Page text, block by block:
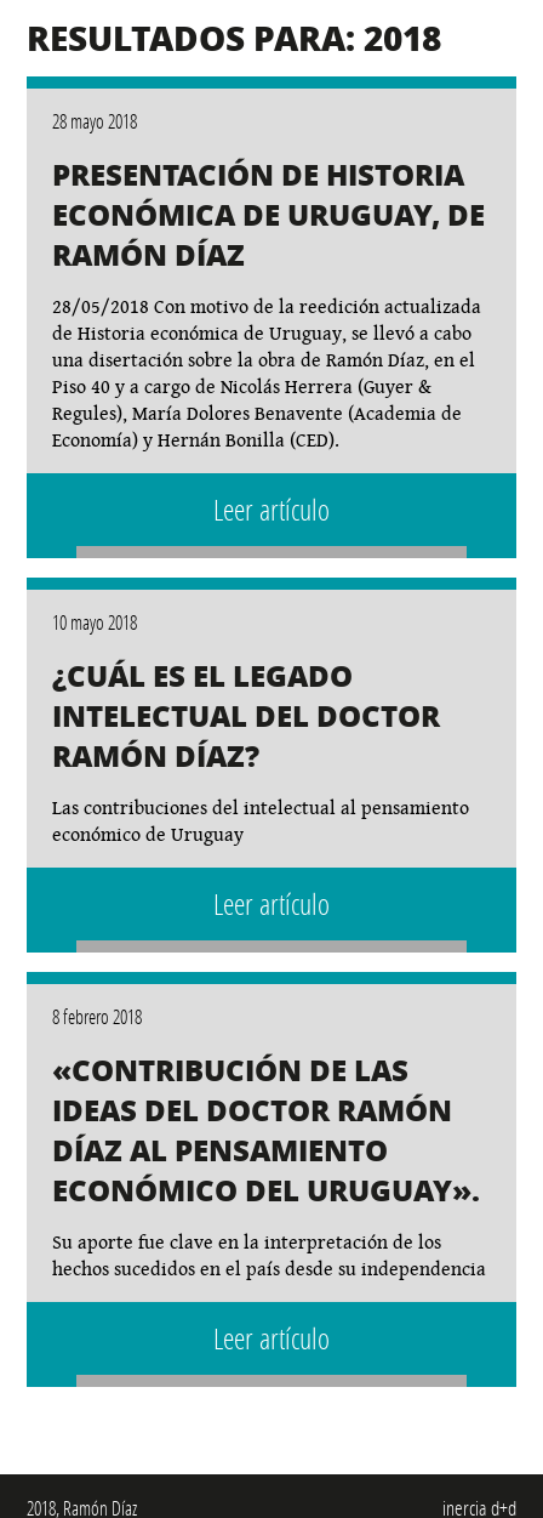
RESULTADOS PARA: 2018
28 mayo 2018
PRESENTACIÓN DE HISTORIA
ECONÓMICA DE URUGUAY, DE
RAMÓN DÍAZ
28/05/2018 Con motivo de la reedición actualizada
de Historia económica de Uruguay, se llevó a cabo
una disertación sobre la obra de Ramón Díaz, en el
Piso 40 y a cargo de Nicolás Herrera (Guyer &
Regules), María Dolores Benavente (Academia de
Economía) y Hernán Bonilla (CED).
Leer artículo
10 mayo 2018
¿CUÁL ES EL LEGADO
INTELECTUAL DEL DOCTOR
RAMÓN DÍAZ?
Las contribuciones del intelectual al pensamiento
económico de Uruguay
Leer artículo
8 febrero 2018
«CONTRIBUCIÓN DE LAS
IDEAS DEL DOCTOR RAMÓN
DÍAZ AL PENSAMIENTO
ECONÓMICO DEL URUGUAY».
Su aporte fue clave en la interpretación de los
hechos sucedidos en el país desde su independencia
Leer artículo
2018, Ramón Díaz inercia d+d